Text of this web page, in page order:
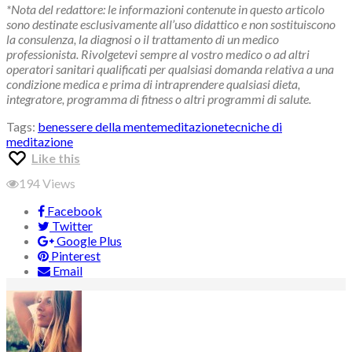
*Nota del redattore: le informazioni contenute in questo articolo
sono destinate esclusivamente all’uso didattico e non sostituiscono
la consulenza, la diagnosi o il trattamento di un medico
professionista. Rivolgetevi sempre al vostro medico o ad altri
operatori sanitari qualificati per qualsiasi domanda relativa a una
condizione medica e prima di intraprendere qualsiasi dieta,
integratore, programma di fitness o altri programmi di salute.
Tags: benessere della mentemeditazionetecniche di
meditazione
Like this
194Views
Facebook
Twitter
Google Plus
Pinterest
Email